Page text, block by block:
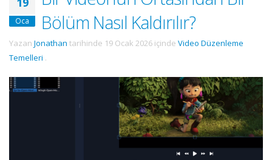
Oca
Bölüm Nasıl Kaldırılır?
Yazan Jonathan tarihinde 19 Ocak 2026 içinde Video Düzenleme
Temelleri .